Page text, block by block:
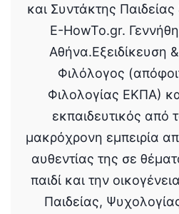
και Συντάκτης
E-HowTo.gr.
Αθήνα.Εξειδίκευση
Φιλόλογος
Φιλολογίας ΕΚΠΑ)
εκπαιδευτικός από
μακρόχρονη εμπειρία
αυθεντίας της σε
παιδί και την
Παιδείας,